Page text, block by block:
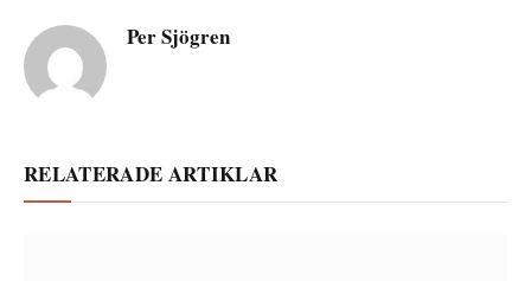
Per Sjögren
RELATERADE ARTIKLAR